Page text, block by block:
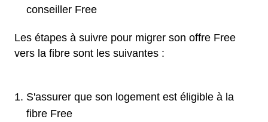
conseiller Free
Les étapes à suivre pour migrer son offre Free
vers la fibre sont les suivantes :
S'assurer que son logement est éligible à la
fibre Free